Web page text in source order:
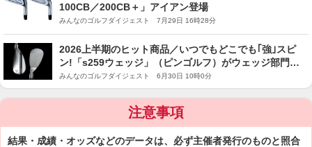
100CB／200CB＋」アイアン登場
みんなのゴルフダイジェスト 7月29日 16時28分
2026上半期のヒット商品／いつでもどこでも｢強｣スピ
ン!「s259ウェッジ」（ピンゴルフ）がウェッジ部門で
選出
みんなのゴルフダイジェスト 6月30日 10時0分
注意事項
結果・成績・オッズなどのデータは、必ず主催者発行のものと照合